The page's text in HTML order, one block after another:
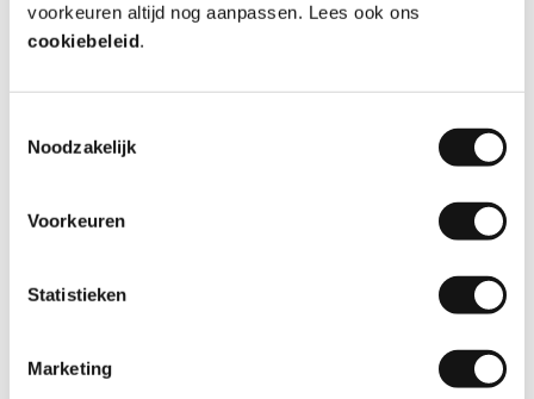
voorkeuren altijd nog aanpassen. Lees ook ons
cookiebeleid.
Noodzakelijk
Voorkeuren
Statistieken
Marketing
10
Super
Door